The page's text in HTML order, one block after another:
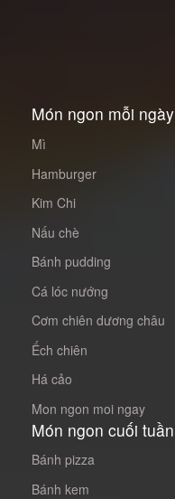
Món ngon mỗi ngày
Mì
Hamburger
Kim Chi
Nấu chè
Bánh pudding
Cá lóc nướng
Cơm chiên dương châu
Ếch chiên
Há cảo
Mon ngon moi ngay
Món ngon cuối tuần
Bánh pizza
Bánh kem